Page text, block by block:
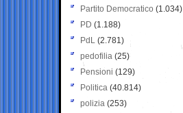
Partito Democratico (1.034)
PD (1.188)
PdL (2.781)
pedofilia (25)
Pensioni (129)
Politica (40.814)
polizia (253)